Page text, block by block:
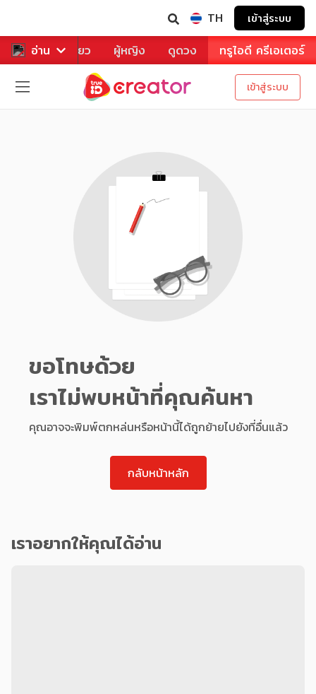
TH เข้าสู่ระบบ
อ่าน
หาร ท่องเที่ยว ผู้หญิง ดูดวง ทรูไอดี ครีเอเตอร์
เข้าสู่ระบบ
ขอโทษด้วย
เราไม่พบหน้าที่คุณค้นหา
คุณอาจจะพิมพ์ตกหล่นหรือหน้านี้ได้ถูกย้ายไปยังที่อื่นแล้ว
กลับหน้าหลัก
เราอยากให้คุณได้อ่าน